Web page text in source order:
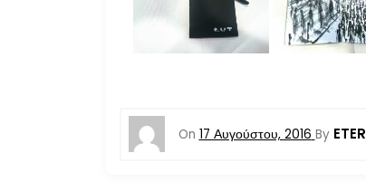
On 17 Αυγούστου, 2016 By